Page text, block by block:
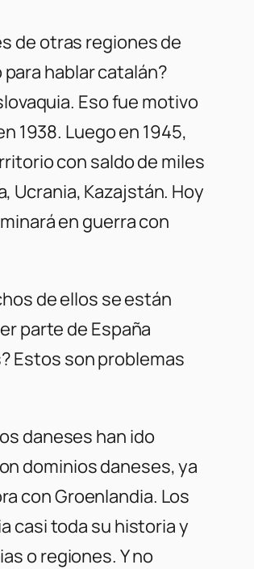
de otras regiones de
hablar catalán?
Eso fue motivo
1938. Luego en 1945,
con saldo de miles
Ucrania, Kazajstán. Hoy
en guerra con
de ellos se están
parte de España
Estos son problemas
daneses han ido
dominios daneses, ya
con Groenlandia. Los
casi toda su historia y
o regiones. Y no